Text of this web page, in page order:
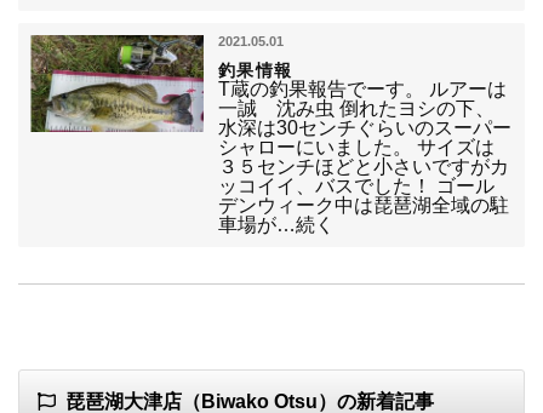
2021.05.01
釣果情報
T蔵の釣果報告でーす。 ルアーは
一誠 沈み虫 倒れたヨシの下、
水深は30センチぐらいのスーパー
シャローにいました。 サイズは
３５センチほどと小さいですがカ
ッコイイ、バスでした！ ゴール
デンウィーク中は琵琶湖全域の駐
車場が…続く
琵琶湖大津店（Biwako Otsu）の新着記事